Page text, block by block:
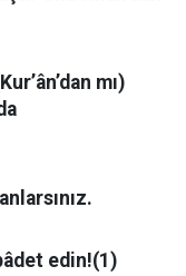
mı)
edin!(1)